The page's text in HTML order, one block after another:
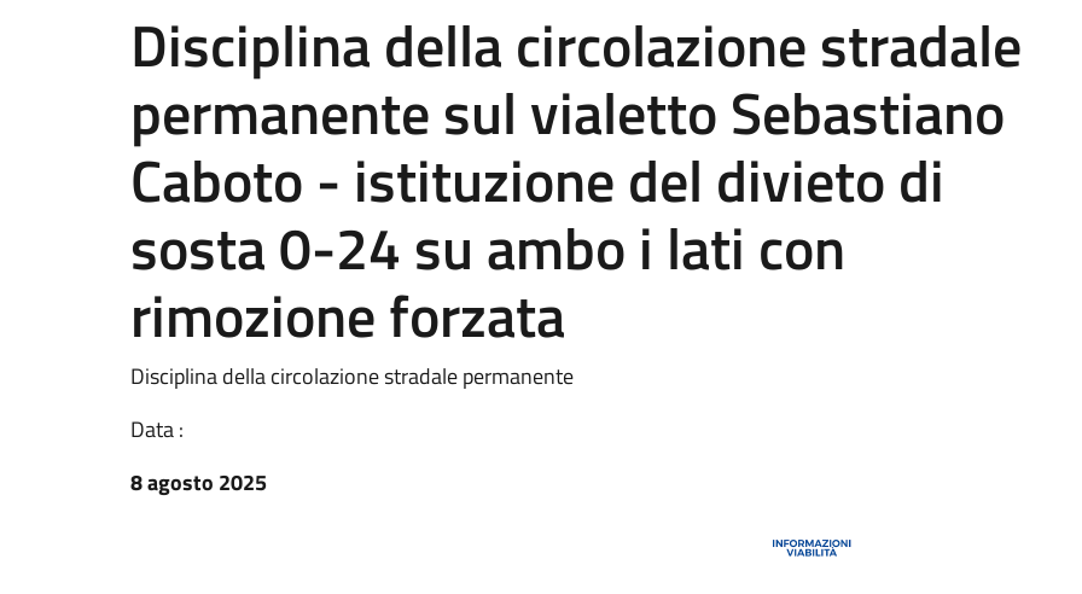
Disciplina della circolazione stradale
permanente sul vialetto Sebastiano
Caboto - istituzione del divieto di
sosta 0-24 su ambo i lati con
rimozione forzata
Disciplina della circolazione stradale permanente
Data :
8 agosto 2025